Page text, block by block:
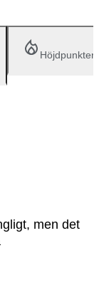
Höjdpunkter
men det